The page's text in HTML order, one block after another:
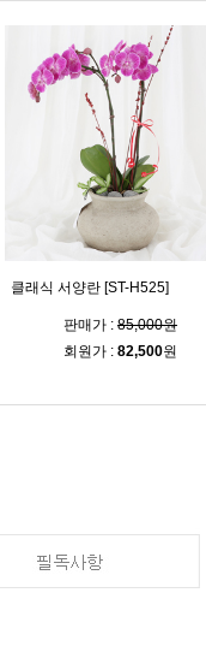
클래식 서양란 [ST-H525]
판매가 : 85,000원
회원가 : 82,500원